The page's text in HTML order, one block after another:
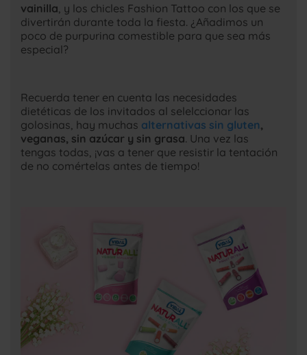
vainilla , y los chicles Fashion Tattoo con los que se
divertirán durante toda la fiesta. ¿Añadimos un
poco de purpurina comestible para que sea más
especial?
Recuerda tener en cuenta las necesidades
dietéticas de los invitados al selelccionar las
golosinas, hay muchas alternativas sin gluten,
veganas, sin azúcar y sin grasa. Una vez las
tengas todas, ¡vas a tener que resistir la tentación
de no comértelas antes de tiempo!